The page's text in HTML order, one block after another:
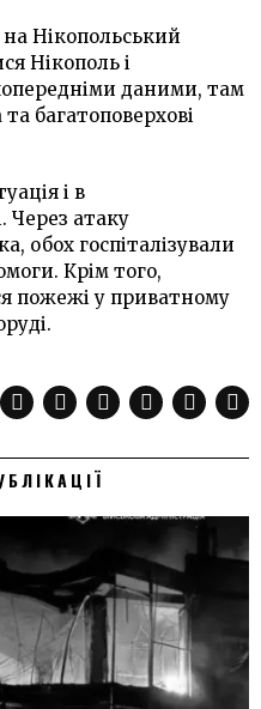
Нікопольський
Нікополь і
даними, там
багатоповерхові
і в
Через атаку
обох госпіталізували
Крім того,
пожежі у приватному